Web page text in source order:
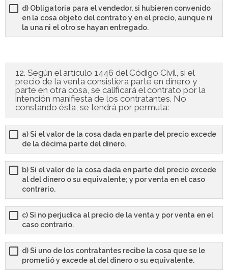
d) Obligatoria para el vendedor, si hubieren convenido
en la cosa objeto del contrato y en el precio, aunque ni
la una ni el otro se hayan entregado.
12. Según el artículo 1446 del Código Civil, si el
precio de la venta consistiera parte en dinero y
parte en otra cosa, se calificará el contrato por la
intención manifiesta de los contratantes. No
constando ésta, se tendrá por permuta:
a) Si el valor de la cosa dada en parte del precio excede
de la décima parte del dinero.
b) Si el valor de la cosa dada en parte del precio excede
al del dinero o su equivalente; y por venta en el caso
contrario.
c) Si no perjudica al precio de la venta y por venta en el
caso contrario.
d) Si uno de los contratantes recibe la cosa que se le
prometió y excede al del dinero o su equivalente.